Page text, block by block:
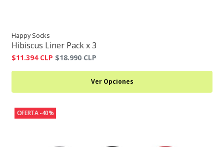
Happy Socks
Hibiscus Liner Pack x 3
$11.394 CLP $18.990 CLP
Ver Opciones
OFERTA -40%